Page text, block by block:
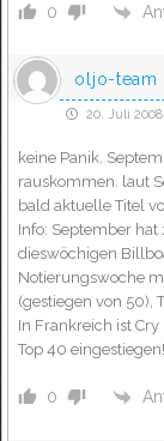
0
oljo-team
20. Juli 2008
keine Panik.
rauskommen. laut
bald aktuelle Titel
Info: September
dieswöchigen
Notierungswoche
(gestiegen von 50),
In Frankreich ist
Top 40
0